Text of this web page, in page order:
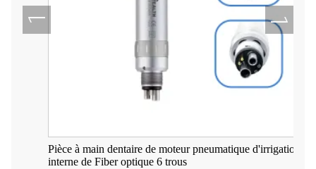
Pièce à main dentaire de moteur pneumatique d'irrigation
interne de Fiber optique 6 trous